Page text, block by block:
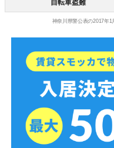
自転車盗難
神奈川県警公表の2017年1